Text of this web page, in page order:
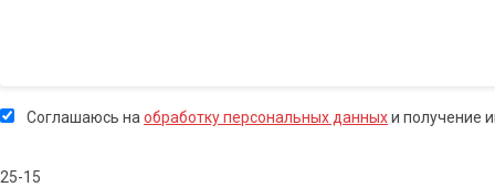
Соглашаюсь на обработку персональных данныхи получение
25-15